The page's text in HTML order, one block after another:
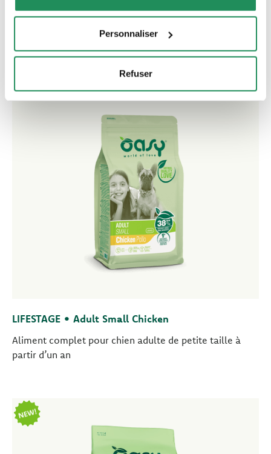
Personnaliser
Refuser
Aliment complet pour chien adulte de petite taille à
LIFESTAGE • Adult Small Chicken
Aliment complet pour chien adulte de petite taille à
partir d’un an